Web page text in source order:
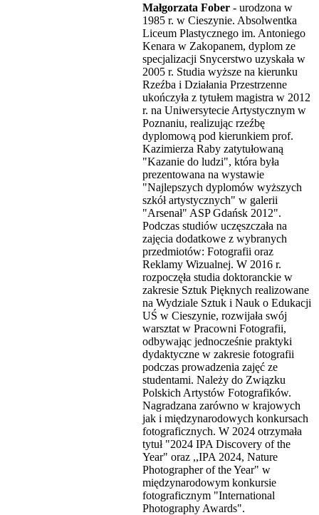
Małgorzata Fober - urodzona w
1985 r. w Cieszynie. Absolwentka
Liceum Plastycznego im. Antoniego
Kenara w Zakopanem, dyplom ze
specjalizacji Snycerstwo uzyskała w
2005 r. Studia wyższe na kierunku
Rzeźba i Działania Przestrzenne
ukończyła z tytułem magistra w 2012
r. na Uniwersytecie Artystycznym w
Poznaniu, realizując rzeźbę
dyplomową pod kierunkiem prof.
Kazimierza Raby zatytułowaną
"Kazanie do ludzi", która była
prezentowana na wystawie
"Najlepszych dyplomów wyższych
szkół artystycznych" w galerii
"Arsenał" ASP Gdańsk 2012".
Podczas studiów uczęszczała na
zajęcia dodatkowe z wybranych
przedmiotów: Fotografii oraz
Reklamy Wizualnej. W 2016 r.
rozpoczęła studia doktoranckie w
zakresie Sztuk Pięknych realizowane
na Wydziale Sztuk i Nauk o Edukacji
UŚ w Cieszynie, rozwijała swój
warsztat w Pracowni Fotografii,
odbywając jednocześnie praktyki
dydaktyczne w zakresie fotografii
podczas prowadzenia zajęć ze
studentami. Należy do Związku
Polskich Artystów Fotografików.
Nagradzana zarówno w krajowych
jak i międzynarodowych konkursach
fotograficznych. W 2024 otrzymała
tytuł "2024 IPA Discovery of the
Year" oraz ,,IPA 2024, Nature
Photographer of the Year" w
międzynarodowym konkursie
fotograficznym "International
Photography Awards".